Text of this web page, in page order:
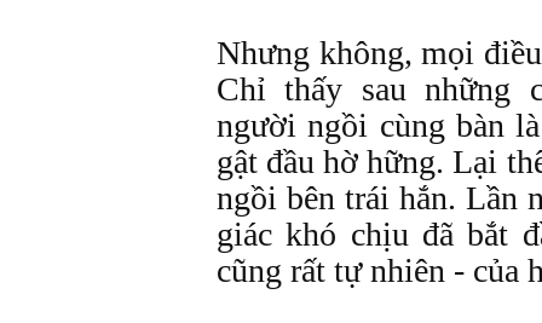
Nhưng không, mọi
Chỉ thấy sau những
người ngồi cùng bàn
gật đầu hờ hững. Lại
ngồi bên trái hắn. Lần
giác khó chịu đã bắt
cũng rất tự nhiên - của